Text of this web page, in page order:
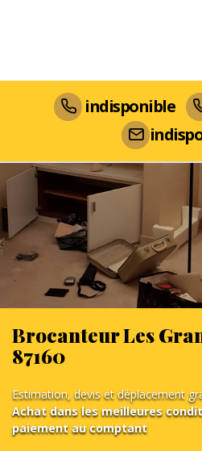
indisponible
Brocanteur Les
87160
Estimation, devis et déplacement
Achat dans les meilleures
paiement au comptant